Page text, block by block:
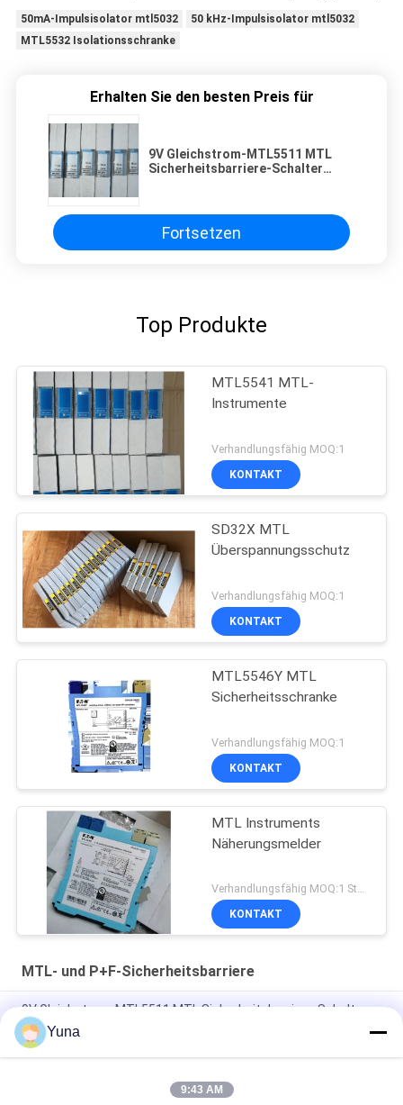
50mA-Impulsisolator mtl5032
50 kHz-Impulsisolator mtl5032
MTL5532 Isolationsschranke
Erhalten Sie den besten Preis für
9V Gleichstrom-MTL5511 MTL
Sicherheitsbarriere-Schalter
Fortsetzen
Top Produkte
MTL5541 MTL-
Instrumente
Verhandlungsfähig MOQ:1
KONTAKT
SD32X MTL
Überspannungsschutz
Verhandlungsfähig MOQ:1
KONTAKT
MTL5546Y MTL
Sicherheitsschranke
Verhandlungsfähig MOQ:1
KONTAKT
MTL Instruments
Näherungsmelder
Verhandlungsfähig MOQ:1 Stück
KONTAKT
MTL- und P+F-Sicherheitsbarriere
9V Gleichstrom-MTL5511 MTL Sicherheitsbarriere-Schalter
Näherungsdetektor-Schnittstelle
MTL5032 Pulsisolator vom Schalter-Nahdetector
300 Ohm MTL7787 MTL Sicherheitsbarriere, MTL 2-Kanal
Yuna
9:43 AM